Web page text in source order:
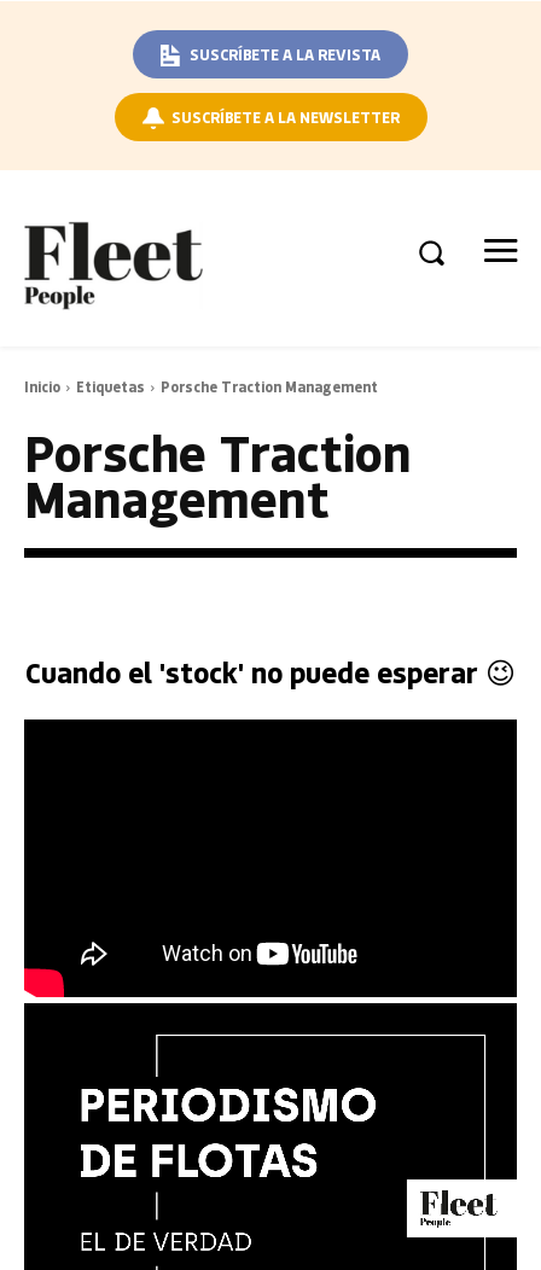
SUSCRÍBETE A LA REVISTA
SUSCRÍBETE A LA NEWSLETTER
Inicio Etiquetas Porsche Traction Management
Porsche Traction
Management
Cuando el 'stock' no puede esperar 😉